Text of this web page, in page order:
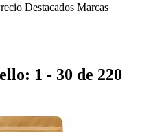
Destacados Marcas
1 - 30 de 220